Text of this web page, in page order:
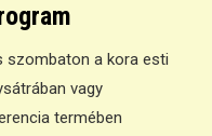
szombaton a kora esti
vagy
termében